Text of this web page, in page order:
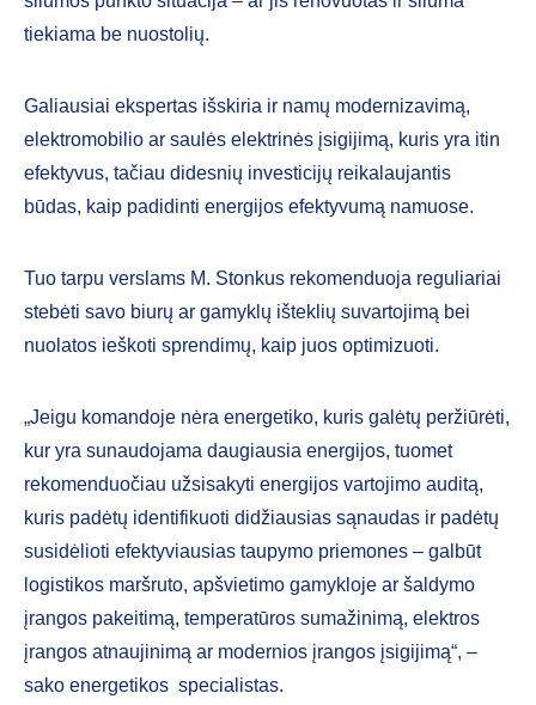
tiekiama be nuostolių.
Galiausiai ekspertas išskiria ir namų modernizavimą,
elektromobilio ar saulės elektrinės įsigijimą, kuris yra itin
efektyvus, tačiau didesnių investicijų reikalaujantis
būdas, kaip padidinti energijos efektyvumą namuose.
Tuo tarpu verslams M. Stonkus rekomenduoja reguliariai
stebėti savo biurų ar gamyklų išteklių suvartojimą bei
nuolatos ieškoti sprendimų, kaip juos optimizuoti.
„Jeigu komandoje nėra energetiko, kuris galėtų peržiūrėti,
kur yra sunaudojama daugiausia energijos, tuomet
rekomenduočiau užsisakyti energijos vartojimo auditą,
kuris padėtų identifikuoti didžiausias sąnaudas ir padėtų
susidėlioti efektyviausias taupymo priemones – galbūt
logistikos maršruto, apšvietimo gamykloje ar šaldymo
įrangos pakeitimą, temperatūros sumažinimą, elektros
įrangos atnaujinimą ar modernios įrangos įsigijimą“, –
sako energetikos specialistas.